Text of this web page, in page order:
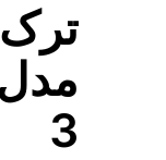
ترک
3